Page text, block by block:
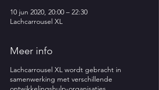
10 jun 2020, 20:00 – 22:30
Lachcarrousel XL
Meer info
Lachcarrousel XL wordt gebracht in
samenwerking met verschillende